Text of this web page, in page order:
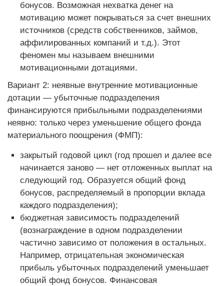
бонусов. Возможная нехватка денег на
мотивацию может покрываться за счет внешних
источников (средств собственников, займов,
аффилированных компаний и т.д.). Этот
феномен мы называем внешними
мотивационными дотациями.
Вариант 2: неявные внутренние мотивационные
дотации — убыточные подразделения
финансируются прибыльными подразделениями
неявно: только через уменьшение общего фонда
материального поощрения (ФМП):
закрытый годовой цикл (год прошел и далее все
начинается заново — нет отложенных выплат на
следующий год. Образуется общий фонд
бонусов, распределяемый в пропорции вклада
каждого подразделения);
бюджетная зависимость подразделений
(вознаграждение в одном подразделении
частично зависимо от положения в остальных.
Например, отрицательная экономическая
прибыль убыточных подразделений уменьшает
общий фонд бонусов. Финансовая